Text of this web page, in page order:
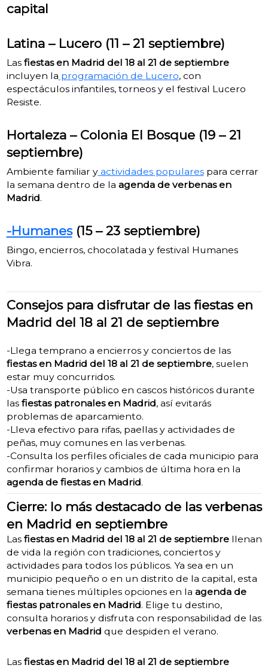
capital
Latina – Lucero (11 – 21 septiembre)
Las fiestas en Madrid del 18 al 21 de septiembre
incluyen la programación de Lucero, con
espectáculos infantiles, torneos y el festival Lucero
Resiste.
Hortaleza – Colonia El Bosque (19 – 21
septiembre)
Ambiente familiar yactividades popularespara cerrar
la semana dentro de la agenda de verbenas en
Madrid.
-Humanes(15 – 23 septiembre)
Bingo, encierros, chocolatada y festival Humanes
Vibra.
Consejos para disfrutar de las fiestas en
Madrid del 18 al 21 de septiembre
-Llega temprano a encierros y conciertos de las
fiestas en Madrid del 18 al 21 de septiembre, suelen
estar muy concurridos.
-Usa transporte público en cascos históricos durante
las fiestas patronales en Madrid, así evitarás
problemas de aparcamiento.
-Lleva efectivo para rifas, paellas y actividades de
peñas, muy comunes en las verbenas.
-Consulta los perfiles oficiales de cada municipio para
confirmar horarios y cambios de última hora en la
agenda de fiestas en Madrid.
Cierre: lo más destacado de las verbenas
en Madrid en septiembre
Las fiestas en Madrid del 18 al 21 de septiembrellenan
de vida la región con tradiciones, conciertos y
actividades para todos los públicos. Ya sea en un
municipio pequeño o en un distrito de la capital, esta
semana tienes múltiples opciones en la agenda de
fiestas patronales en Madrid. Elige tu destino,
consulta horarios y disfruta con responsabilidad de las
verbenas en Madrid que despiden el verano.
Las fiestas en Madrid del 18 al 21 de septiembre